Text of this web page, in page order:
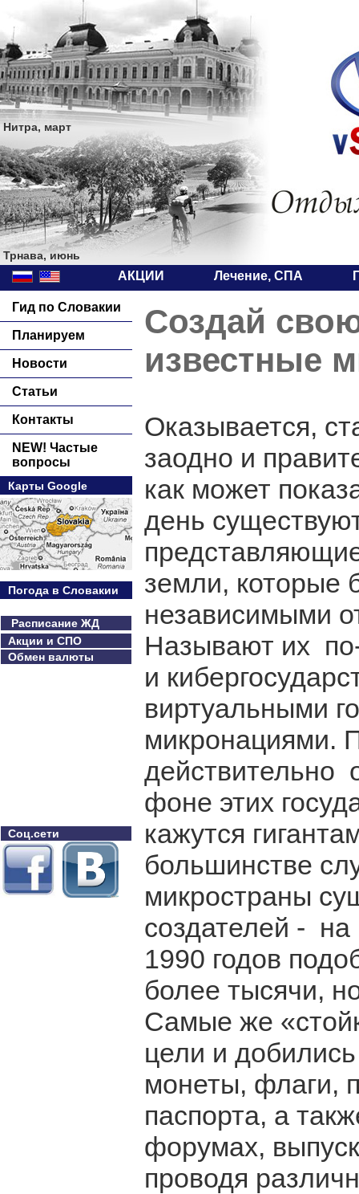
Нитра, март
Трнава, июнь
АКЦИИ Лечение, СПА
Гид по Словакии
Планируем
Новости
Статьи
Контакты
NEW! Частые
вопросы
Карты Google
Погода в Словакии
Расписание ЖД
Акции и СПО
Обмен валюты
Соц.сети
Cоздай
известные
Оказывается,
заодно и
как может
день
земли, которые
независимыми
Называют их
и
виртуальными
микронациями.
действительно
фоне этих
кажутся
большинстве
микространы
создателей - на
1990 годов
более тысячи,
Самые же
цели и
монеты, флаги,
паспорта, а
форумах,
проводя